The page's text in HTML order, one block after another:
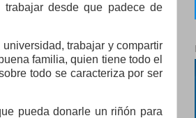
desde que padece de
trabajar y compartir
familia, quien tiene todo el
todo se caracteriza por ser
pueda donarle un riñón para